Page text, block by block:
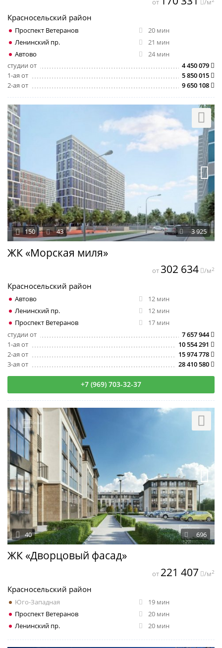
Красносельский район
Проспект Ветеранов
20 мин
Ленинский пр.
21 мин
Автово
24 мин
студии от
4 450 079
1-ая от
5 850 015
2-ая от
9 650 108
от /м
ЖК «Морская миля»
3 925
150 43
Красносельский район
Автово
12 мин
Ленинский пр.
12 мин
Проспект Ветеранов
17 мин
студии от
7 657 944
1-ая от
10 554 291
2-ая от
15 974 778
3-ая от
28 410 580
от 302 634 /м2
+7 (969) 703-32-37
ЖК «Дворцовый фасад»
696
40
Красносельский район
Юго-Западная
19 мин
Проспект Ветеранов
20 мин
Ленинский пр.
20 мин
от 221 407 /м2